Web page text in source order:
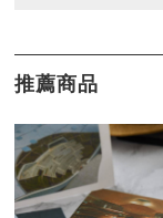
推薦商品